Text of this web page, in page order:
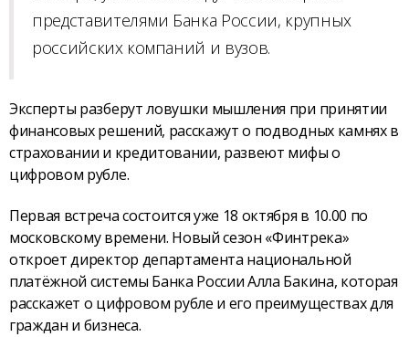
представителями Банка России, крупных
российских компаний и вузов.
Эксперты разберут ловушки мышления при принятии
финансовых решений, расскажут о подводных камнях в
страховании и кредитовании, развеют мифы о
цифровом рубле.
Первая встреча состоится уже 18 октября в 10.00 по
московскому времени. Новый сезон «Финтрека»
откроет директор департамента национальной
платёжной системы Банка России Алла Бакина, которая
расскажет о цифровом рубле и его преимуществах для
граждан и бизнеса.